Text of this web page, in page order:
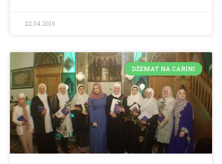
22.04.2019
DŽEMAT NA CARINI